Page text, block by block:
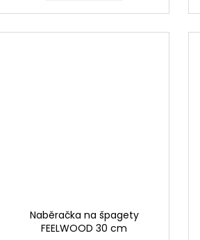
Naběračka na špagety
FEELWOOD 30 cm